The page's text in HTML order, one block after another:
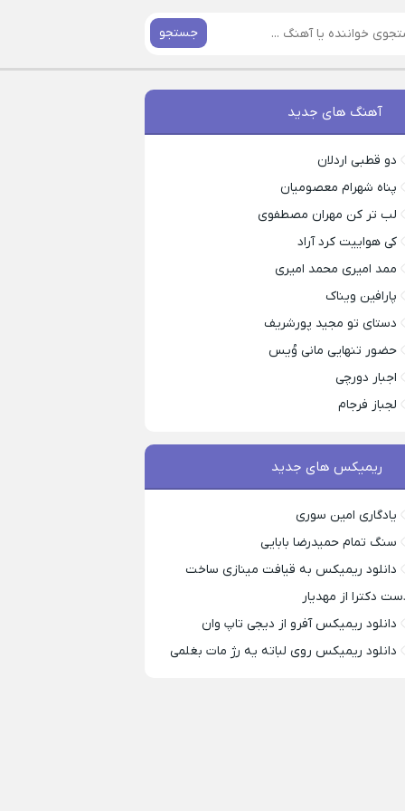
جستجو
آهنگ های جدید
دو قطبی اردلان
پناه شهرام معصومیان
لب تر کن مهران مصطفوی
کی هواییت کرد آراد
ممد امیری محمد امیری
پارافین ویناک
دستای تو مجید پورشریف
حضور تنهایی مانی وُیس
اجبار دورچی
لجباز فرجام
ریمیکس های جدید
یادگاری امین سوری
سنگ تمام حمیدرضا بابایی
دانلود ریمیکس به قیافت مینازی ساخت
دکترا از مهدیار
دانلود ریمیکس آفرو از ديجی تاپ وان
دانلود ریمیکس روی لباته یه رژ مات بغلمی